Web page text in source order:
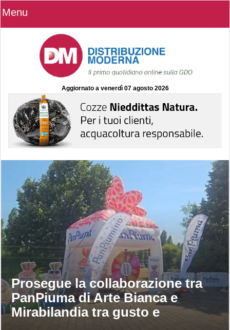
Menu
Aggiornato a venerdì 07 agosto 2026
Prosegue la collaborazione tra
PanPiuma di Arte Bianca e
Mirabilandia tra gusto e
divertimento